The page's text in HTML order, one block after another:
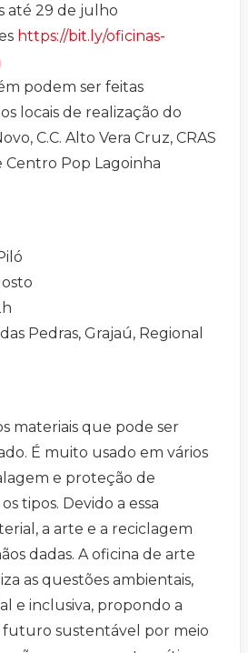
até 29 de julho
https://bit.ly/oficinas-
podem ser feitas
locais de realização do
C.C. Alto Vera Cruz, CRAS
Centro Pop Lagoinha
Pedras, Grajaú, Regional
materiais que pode ser
É muito usado em vários
e proteção de
tipos. Devido a essa
a arte e a reciclagem
dadas. A oficina de arte
as questões ambientais,
e inclusiva, propondo a
sustentável por meio